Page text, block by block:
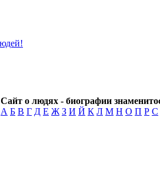
Сайт о людях - биографии
А Б В Г Д Е Ж З И Й К Л М Н О П Р С